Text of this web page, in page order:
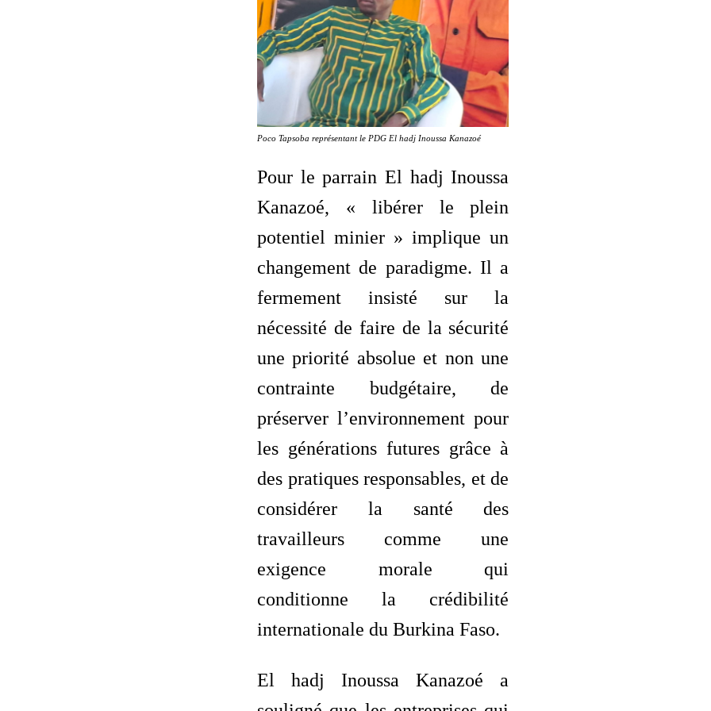
Poco Tapsoba représentant le PDG El hadj Inoussa Kanazoé
Pour le parrain El hadj Inoussa
Kanazoé, « libérer le plein
potentiel minier » implique un
changement de paradigme. Il a
fermement insisté sur la
nécessité de faire de la sécurité
une priorité absolue et non une
contrainte budgétaire, de
préserver l’environnement pour
les générations futures grâce à
des pratiques responsables, et de
considérer la santé des
travailleurs comme une
exigence morale qui
conditionne la crédibilité
internationale du Burkina Faso.
El hadj Inoussa Kanazoé a